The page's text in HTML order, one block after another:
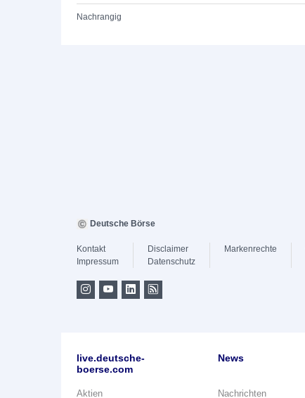
Nachrangig
Deutsche Börse
Kontakt
Impressum
Disclaimer
Datenschutz
Markenrechte
live.deutsche-
boerse.com
Aktien
News
Nachrichten